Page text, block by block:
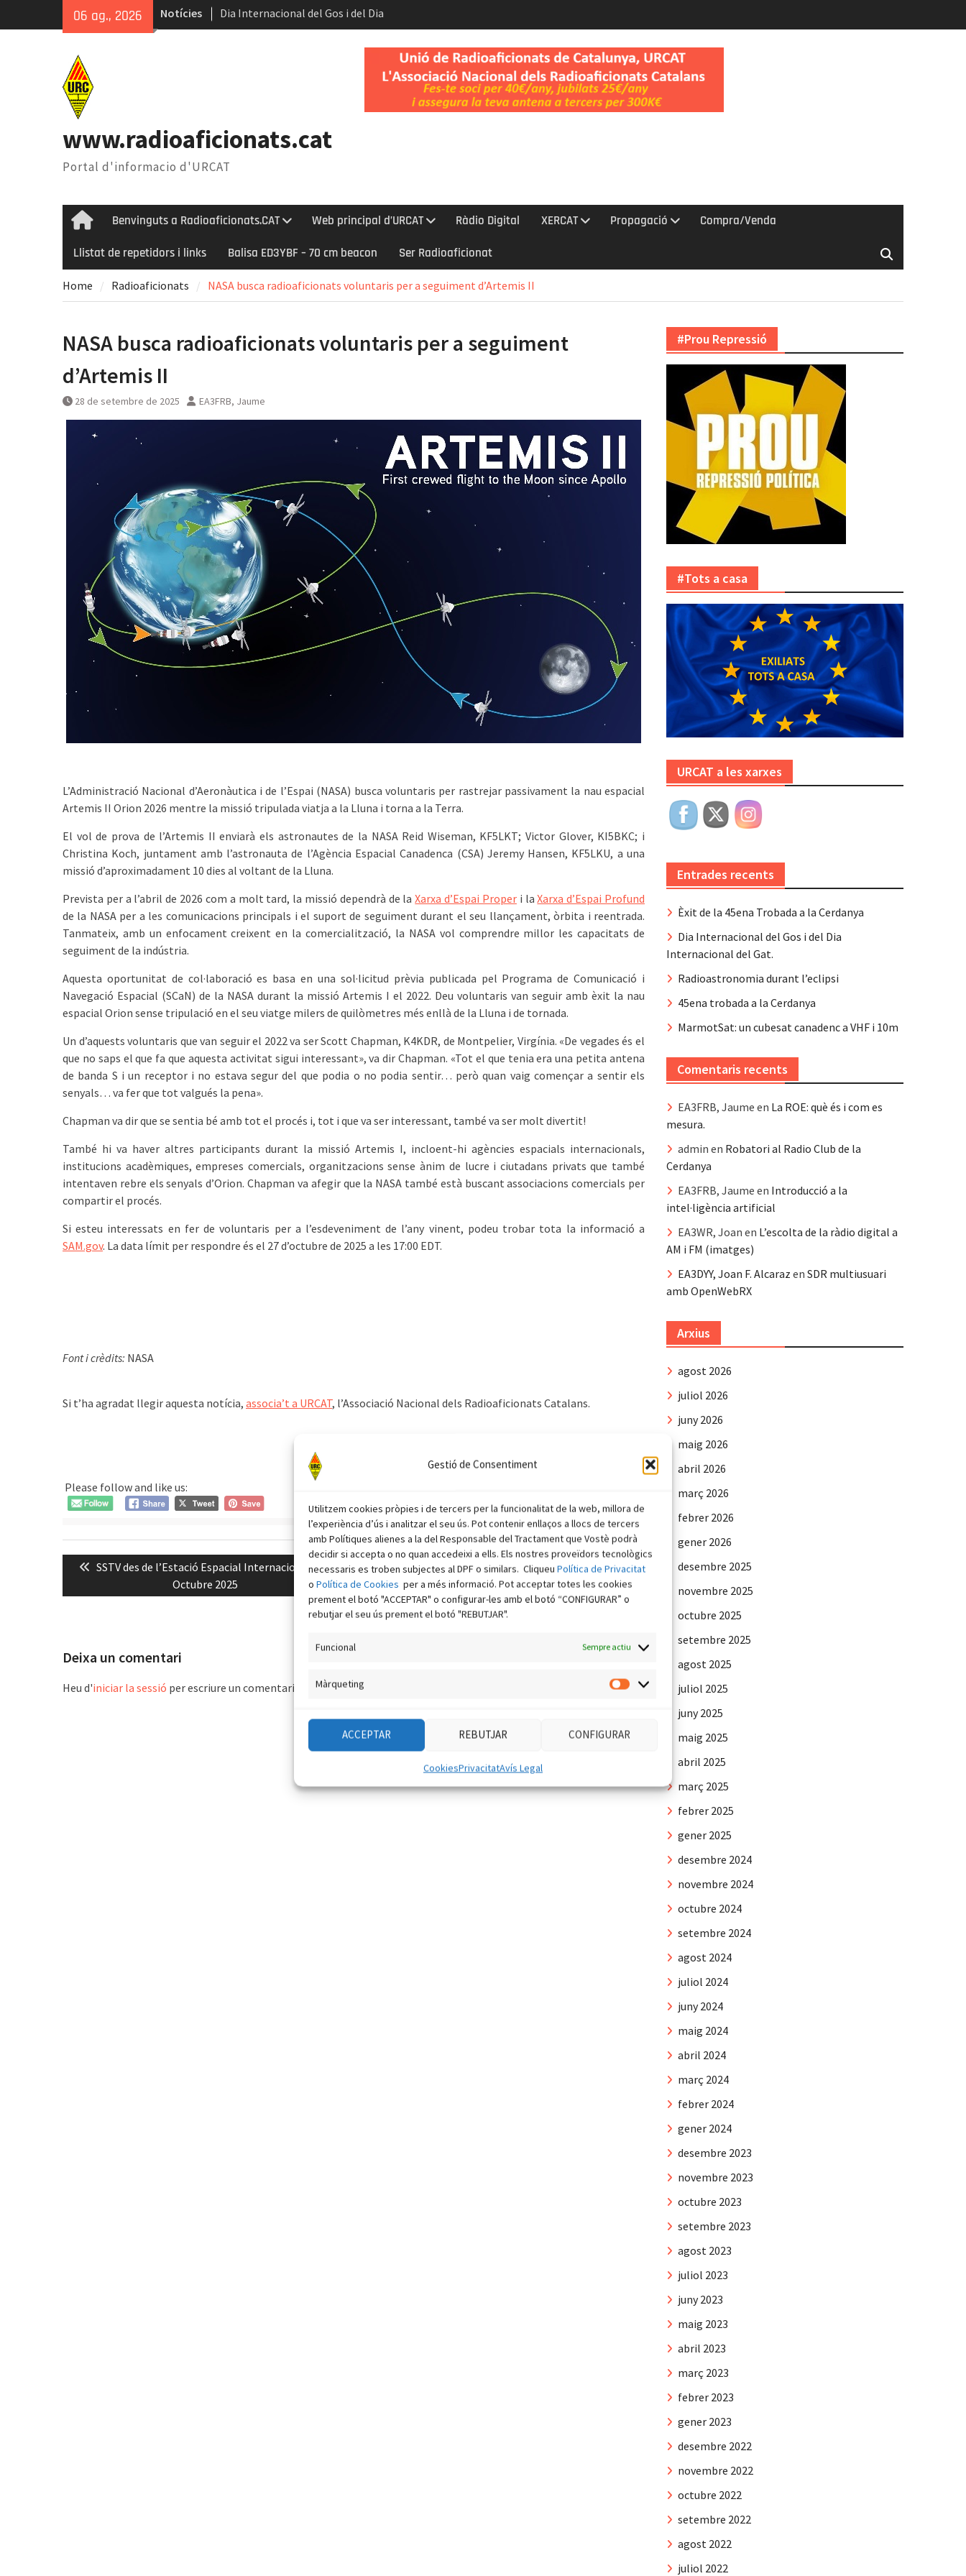
Gestió de Consentiment
Utilitzem cookies pròpies i de tercers per la funcionalitat de la web, millora de
l’experiència d’ús i analitzar el seu ús. Pot contenir enllaços a llocs de tercers
amb Polítiques alienes a la del Responsable del Tractament que Vostè podrà
decidir si accepta o no quan accedeixi a ells. Els nostres proveïdors tecnològics
necessaris es troben subjectes al DPF o similars. Cliqueu Política de Privacitat
o Política de Cookies per a més informació. Pot acceptar totes les cookies
prement el botó "ACCEPTAR" o configurar-les amb el botó “CONFIGURAR” o
rebutjar el seu ús prement el botó "REBUTJAR".
Funcional Sempre actiu
Màrqueting
Màrqueting
ACCEPTAR REBUTJAR CONFIGURAR
CookiesPrivacitatAvís Legal
06 ag., 2026 Notícies
Dia Internacional del Gos i del Dia
Internacional del Gat.
Radioastronomia durant l’eclipsi
Èxit de la 45ena Trobada a la Cerdanya
www.radioaficionats.cat
Portal d'informacio d'URCAT
HomeBenvinguts a Radioaficionats.CAT Web principal d’URCAT Ràdio Digital XERCAT Propagació Compra/Venda
Llistat de repetidors i links Balisa ED3YBF – 70 cm beacon Ser Radioaficionat
Home Radioaficionats NASA busca radioaficionats voluntaris per a seguiment d’Artemis II
NASA busca radioaficionats voluntaris per a seguiment
d’Artemis II
28 de setembre de 2025 EA3FRB, Jaume
L’Administració Nacional d’Aeronàutica i de l’Espai (NASA) busca voluntaris per rastrejar passivament la nau espacial
Artemis II Orion 2026 mentre la missió tripulada viatja a la Lluna i torna a la Terra.
El vol de prova de l’Artemis II enviarà els astronautes de la NASA Reid Wiseman, KF5LKT; Victor Glover, KI5BKC; i
Christina Koch, juntament amb l’astronauta de l’Agència Espacial Canadenca (CSA) Jeremy Hansen, KF5LKU, a una
missió d’aproximadament 10 dies al voltant de la Lluna.
Prevista per a l’abril de 2026 com a molt tard, la missió dependrà de laXarxa d’Espai Properi laXarxa d’Espai Profund
de la NASA per a les comunicacions principals i el suport de seguiment durant el seu llançament, òrbita i reentrada.
Tanmateix, amb un enfocament creixent en la comercialització, la NASA vol comprendre millor les capacitats de
seguiment de la indústria.
Aquesta oportunitat de col·laboració es basa en una sol·licitud prèvia publicada pel Programa de Comunicació i
Navegació Espacial (SCaN) de la NASA durant la missió Artemis I el 2022. Deu voluntaris van seguir amb èxit la nau
espacial Orion sense tripulació en el seu viatge milers de quilòmetres més enllà de la Lluna i de tornada.
Un d’aquests voluntaris que van seguir el 2022 va ser Scott Chapman, K4KDR, de Montpelier, Virgínia. «De vegades és el
que no saps el que fa que aquesta activitat sigui interessant», va dir Chapman. «Tot el que tenia era una petita antena
de banda S i un receptor i no estava segur del que podia o no podia sentir… però quan vaig començar a sentir els
senyals… va fer que tot valgués la pena».
Chapman va dir que se sentia bé amb tot el procés i, tot i que va ser interessant, també va ser molt divertit!
També hi va haver altres participants durant la missió Artemis I, incloent-hi agències espacials internacionals,
institucions acadèmiques, empreses comercials, organitzacions sense ànim de lucre i ciutadans privats que també
intentaven rebre els senyals d’Orion. Chapman va afegir que la NASA també està buscant associacions comercials per
compartir el procés.
Si esteu interessats en fer de voluntaris per a l’esdeveniment de l’any vinent, podeu trobar tota la informació a
SAM.gov. La data límit per respondre és el 27 d’octubre de 2025 a les 17:00 EDT.
Font i crèdits: NASA
Si t’ha agradat llegir aquesta notícia, associa’t a URCAT, l’Associació Nacional dels Radioaficionats Catalans.
Please follow and like us:
Navegació
d'entrades
Previous
SSTV des de l’Estació Espacial Internacional ISS:
Octubre 2025
Next
post:
Projecte Wow@Home: xarxa mundial de telescopis SDR
Deixa un comentari
Heu d'iniciar la sessió per escriure un comentari.
#Prou Repressió
#Tots a casa
URCAT a les xarxes
Entrades recents
Èxit de la 45ena Trobada a la Cerdanya
Dia Internacional del Gos i del Dia
Internacional del Gat.
Radioastronomia durant l’eclipsi
45ena trobada a la Cerdanya
MarmotSat: un cubesat canadenc a VHF i 10m
Comentaris recents
EA3FRB, Jaume en La ROE: què és i com es
mesura.
admin en Robatori al Radio Club de la
Cerdanya
EA3FRB, Jaume en Introducció a la
intel·ligència artificial
EA3WR, Joan en L’escolta de la ràdio digital a
AM i FM (imatges)
EA3DYY, Joan F. Alcaraz en SDR multiusuari
amb OpenWebRX
Arxius
agost 2026
juliol 2026
juny 2026
maig 2026
abril 2026
març 2026
febrer 2026
gener 2026
desembre 2025
novembre 2025
octubre 2025
setembre 2025
agost 2025
juliol 2025
juny 2025
maig 2025
abril 2025
març 2025
febrer 2025
gener 2025
desembre 2024
novembre 2024
octubre 2024
setembre 2024
agost 2024
juliol 2024
juny 2024
maig 2024
abril 2024
març 2024
febrer 2024
gener 2024
desembre 2023
novembre 2023
octubre 2023
setembre 2023
agost 2023
juliol 2023
juny 2023
maig 2023
abril 2023
març 2023
febrer 2023
gener 2023
desembre 2022
novembre 2022
octubre 2022
setembre 2022
agost 2022
juliol 2022